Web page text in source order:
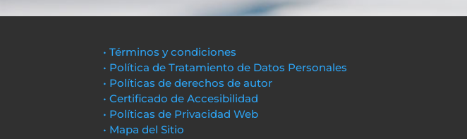
• Términos y condiciones
• Política de Tratamiento de Datos Personales
• Políticas de derechos de autor
• Certificado de Accesibilidad
• Políticas de Privacidad Web
• Mapa del Sitio